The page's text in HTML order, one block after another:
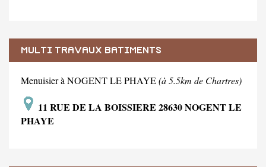
MULTI TRAVAUX BATIMENTS
Menuisier à NOGENT LE PHAYE(à 5.5km de Chartres)
11 RUE DE LA BOISSIERE 28630 NOGENT LE
PHAYE